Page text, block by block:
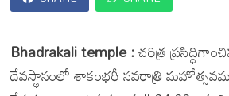
Bhadrakali temple :చరిత్ర
దేవస్థానంలో శాకంభరీ నవరాత్రి